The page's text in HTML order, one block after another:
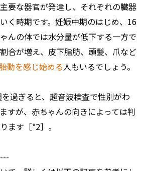
要な器官が発達し、それぞれの臓器
く時期です。妊娠中期のはじめ、16
んの体では水分量が低下する一方で
合が増え、皮下脂肪、頭髪、爪など
動を感じ始める人もいるでしょう。
過ぎると、超音波検査で性別がわ
すが、赤ちゃんの向きによっては判
ます［*2］。